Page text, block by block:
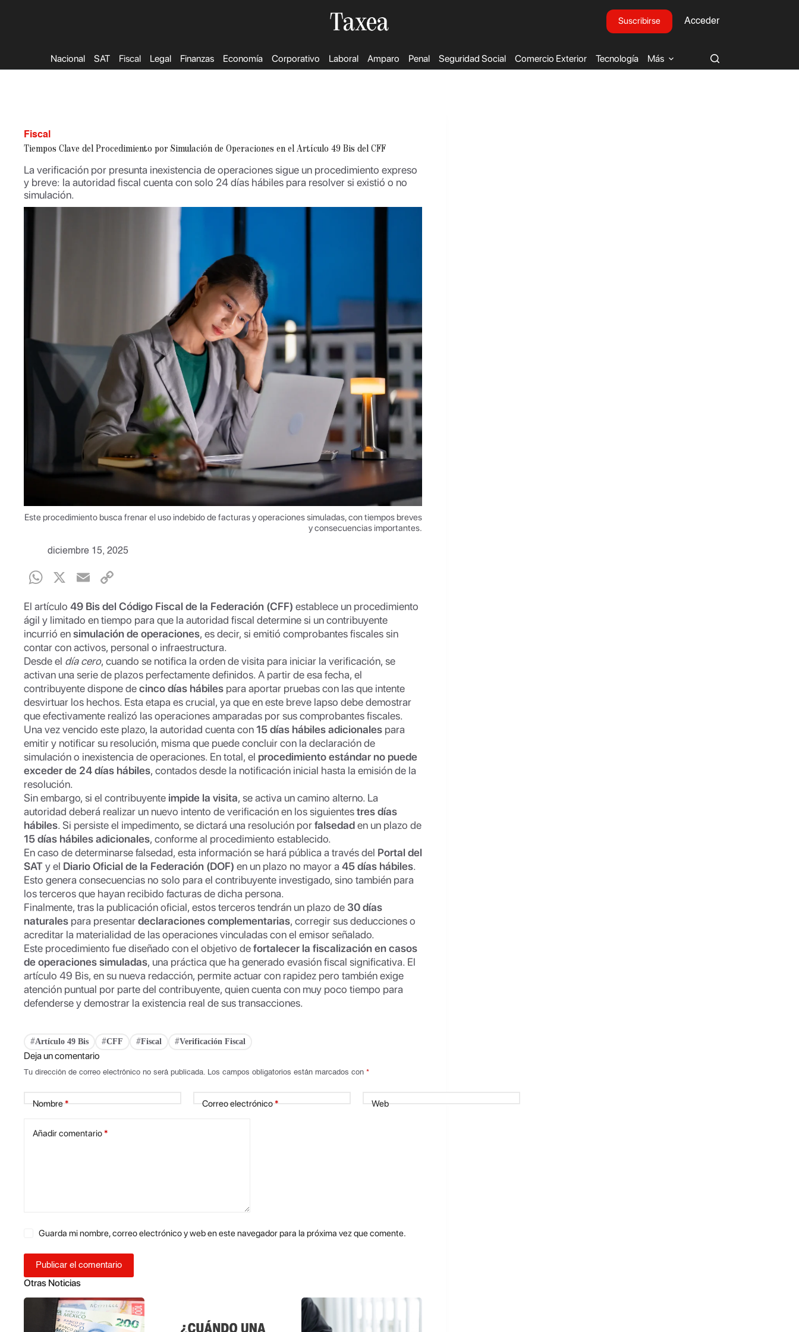
Suscribirse Acceder
Nacional SAT Fiscal Legal Finanzas Economía Corporativo Laboral Amparo Penal Seguridad Social Comercio Exterior Tecnología Más
Fiscal
Tiempos Clave del Procedimiento por Simulación de Operaciones en el Artículo 49 Bis del CFF
La verificación por presunta inexistencia de operaciones sigue un procedimiento expreso
y breve: la autoridad fiscal cuenta con solo 24 días hábiles para resolver si existió o no
simulación.
Este procedimiento busca frenar el uso indebido de facturas y operaciones simuladas, con tiempos breves
y consecuencias importantes.
diciembre 15, 2025
W
at
s
A
p
p
X
E
ail p
y
Li
n
k
El artículo 49 Bis del Código Fiscal de la Federación (CFF) establece un procedimiento
ágil y limitado en tiempo para que la autoridad fiscal determine si un contribuyente
incurrió ensimulación de operaciones, es decir, si emitió comprobantes fiscales sin
contar con activos, personal o infraestructura.
Desde el día cero, cuando se notifica la orden de visita para iniciar la verificación, se
activan una serie de plazos perfectamente definidos. A partir de esa fecha, el
contribuyente dispone decinco días hábiles para aportar pruebas con las que intente
desvirtuar los hechos. Esta etapa es crucial, ya que en este breve lapso debe demostrar
que efectivamente realizó las operaciones amparadas por sus comprobantes fiscales.
Una vez vencido este plazo, la autoridad cuenta con15 días hábiles adicionales para
emitir y notificar su resolución, misma que puede concluir con la declaración de
simulación o inexistencia de operaciones. En total, el procedimiento estándar no puede
exceder de 24 días hábiles, contados desde la notificación inicial hasta la emisión de la
resolución.
Sin embargo, si el contribuyente impide la visita, se activa un camino alterno. La
autoridad deberá realizar un nuevo intento de verificación en los siguientestres días
hábiles. Si persiste el impedimento, se dictará una resolución porfalsedaden un plazo de
15 días hábiles adicionales, conforme al procedimiento establecido.
En caso de determinarse falsedad, esta información se hará pública a través del Portal del
SATy el Diario Oficial de la Federación (DOF) en un plazo no mayor a 45 días hábiles.
Esto genera consecuencias no solo para el contribuyente investigado, sino también para
los terceros que hayan recibido facturas de dicha persona.
Finalmente, tras la publicación oficial, estos terceros tendrán un plazo de 30 días
naturales para presentardeclaraciones complementarias, corregir sus deducciones o
acreditar la materialidad de las operaciones vinculadas con el emisor señalado.
Este procedimiento fue diseñado con el objetivo defortalecer la fiscalización en casos
de operaciones simuladas, una práctica que ha generado evasión fiscal significativa. El
artículo 49 Bis, en su nueva redacción, permite actuar con rapidez pero también exige
atención puntual por parte del contribuyente, quien cuenta con muy poco tiempo para
defenderse y demostrar la existencia real de sus transacciones.
#Artículo 49 Bis #CFF #Fiscal #Verificación Fiscal
Deja un comentario
Tu dirección de correo electrónico no será publicada. Los campos obligatorios están marcados con *
Nombre* Correo electrónico* Web
Añadir comentario*
Guarda mi nombre, correo electrónico y web en este navegador para la próxima vez que comente.
Publicar el comentario
Otras Noticias